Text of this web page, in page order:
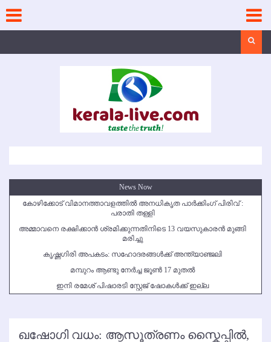
content
News Now
കോഴിക്കോട് വിമാനത്താവളത്തില്‍ അനധികൃത പാര്‍ക്കിംഗ് പിരിവ് :
പരാതി തള്ളി
അമ്മാവനെ രക്ഷിക്കാന്‍ ശ്രമിക്കുന്നതിനിടെ 13 വയസുകാരന്‍ മുങ്ങി
മരിച്ചു
കൃഷ്ണഗിരി അപകടം: സഹോദരങ്ങള്‍ക്ക് അന്ത്യാഞ്ജലി
മമ്പുറം ആണ്ടു നേര്‍ച്ച ജൂണ്‍ 17 മുതല്‍
ഇനി രമേശ് പിഷാരടി സ്റ്റേജ് ഷോകള്‍ക്ക് ഇല്ല
ഖ​ഷോ​ഗി വ​ധം: ആ​സൂ​ത്ര​ണം സ്കൈ​പ്പി​ല്‍,